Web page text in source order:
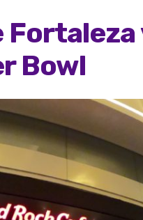
Bowl